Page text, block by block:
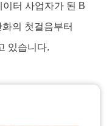
이터 사업자가 된 B
의 첫걸음부터
있습니다.